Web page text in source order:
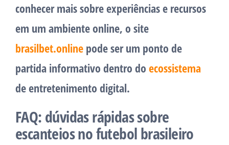
conhecer mais sobre experiências e recursos
em um ambiente online, o site
brasilbet.online pode ser um ponto de
partida informativo dentro do ecossistema
de entretenimento digital.
FAQ: dúvidas rápidas sobre
escanteios no futebol brasileiro